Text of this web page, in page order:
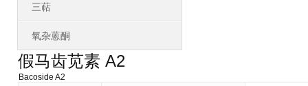
三萜
氧杂蒽酮
假马齿苋素 A2
Bacoside A2